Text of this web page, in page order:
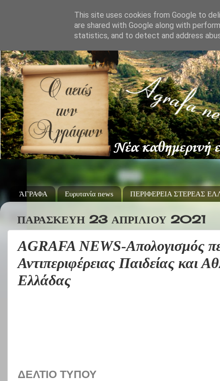
ΆΓΡΑΦΑ Ευρυτανία news ΠΕΡΙΦΕΡΕΙΑ ΣΤΕΡΕΑΣ
ΠΑΡΑΣΚΕΥΉ 23 ΑΠΡΙΛΊΟΥ 2021
AGRAFA NEWS-Απολογισμός
Αντιπεριφέρειας Παιδείας και
Ελλάδας
ΔΕΛΤΙΟ ΤΥΠΟΥ
This site uses cookies from Google to
are shared with Google along with
statistics, and to detect and address